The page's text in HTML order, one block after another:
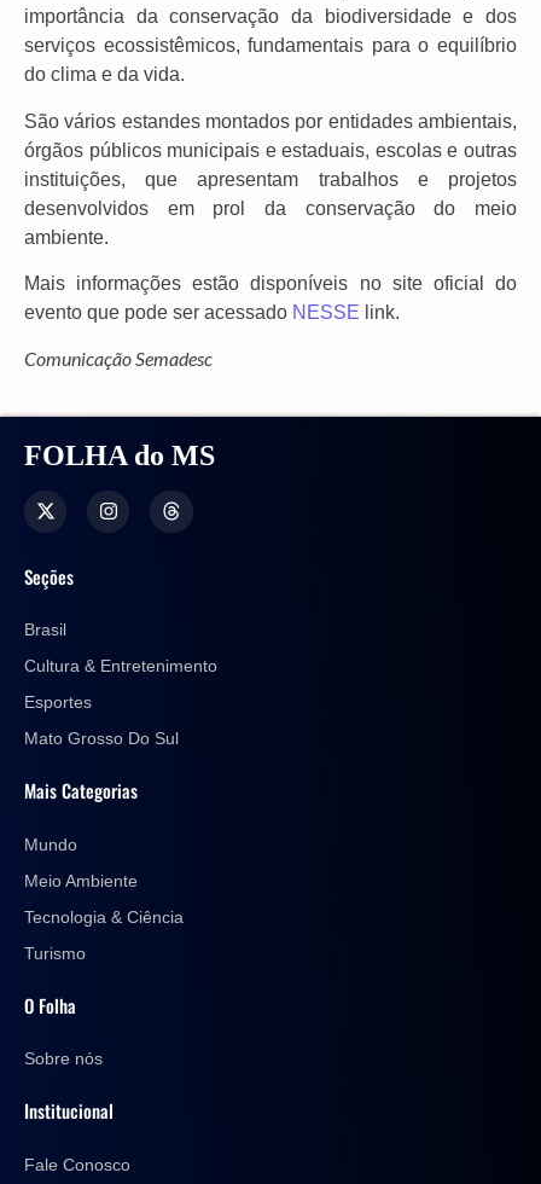
importância da conservação da biodiversidade e dos
serviços ecossistêmicos, fundamentais para o equilíbrio
do clima e da vida.
São vários estandes montados por entidades ambientais,
órgãos públicos municipais e estaduais, escolas e outras
instituições, que apresentam trabalhos e projetos
desenvolvidos em prol da conservação do meio
ambiente.
Mais informações estão disponíveis no site oficial do
evento que pode ser acessado NESSE link.
Comunicação Semadesc
FOLHA do MS
Seções
Brasil
Cultura & Entretenimento
Esportes
Mato Grosso Do Sul
Mais Categorias
Mundo
Meio Ambiente
Tecnologia & Ciência
Turismo
O Folha
Sobre nós
Institucional
Fale Conosco